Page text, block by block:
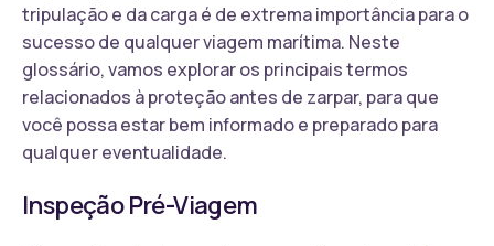
tripulação e da carga é de extrema importância para o
sucesso de qualquer viagem marítima. Neste
glossário, vamos explorar os principais termos
relacionados à proteção antes de zarpar, para que
você possa estar bem informado e preparado para
qualquer eventualidade.
Inspeção Pré-Viagem